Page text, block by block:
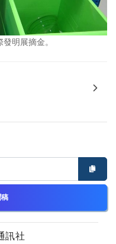
明展摘金。
訊社